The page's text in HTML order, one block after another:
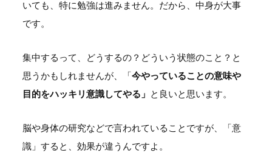
いても、特に勉強は進みません。だから、中身が大事
です。
集中するって、どうするの？どういう状態のこと？と
思うかもしれませんが、「今やっていることの意味や
目的をハッキリ意識してやる」 と良いと思います。
脳や身体の研究などで言われていることですが、「意
識」すると、効果が違うんですよ。